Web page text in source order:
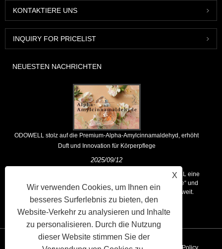
KONTAKTIERE UNS
INQUIRY FOR PRICELIST
NEUESTEN NACHRICHTEN
ODOWELL stolz auf die Premium-Alpha-Amylcinnamaldehyd, erhöht
Duft und Innovation für Körperpflege
2025/09/12
Als führender globaler Anbieter von Dufthäusern hält ODOWELL eine
Kernphilosophie für „innovationsgetriebene, qualitätsgerichtete“ und
liefert konsequent überlegene Duftlösungen für Kunden weltweit.
X
Wir verwenden Cookies, um Ihnen ein
besseres Surferlebnis zu bieten, den
Website-Verkehr zu analysieren und Inhalte
zu personalisieren. Durch die Nutzung
dieser Website stimmen Sie der